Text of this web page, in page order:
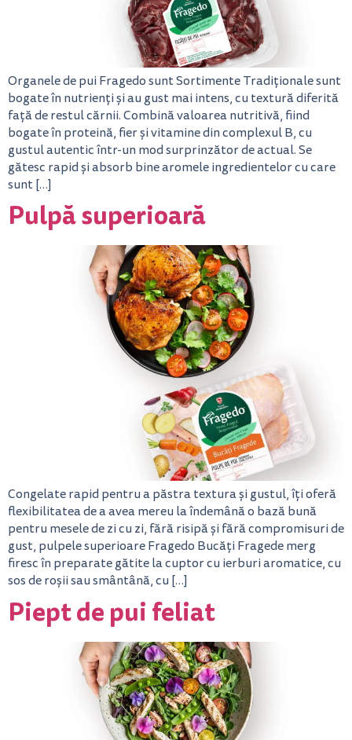
Organele de pui Fragedo sunt Sortimente Tradiționale sunt
bogate în nutrienți și au gust mai intens, cu textură diferită
față de restul cărnii. Combină valoarea nutritivă, fiind
bogate în proteină, fier și vitamine din complexul B, cu
gustul autentic într-un mod surprinzător de actual. Se
gătesc rapid și absorb bine aromele ingredientelor cu care
sunt […]
Pulpă superioară
Congelate rapid pentru a păstra textura și gustul, îți oferă
flexibilitatea de a avea mereu la îndemână o bază bună
pentru mesele de zi cu zi, fără risipă și fără compromisuri de
gust, pulpele superioare Fragedo Bucăți Fragede merg
firesc în preparate gătite la cuptor cu ierburi aromatice, cu
sos de roșii sau smântână, cu […]
Piept de pui feliat